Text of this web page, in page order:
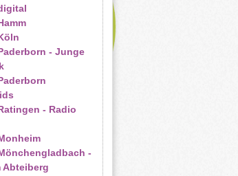
- Junge
- Radio
-
Abteiberg